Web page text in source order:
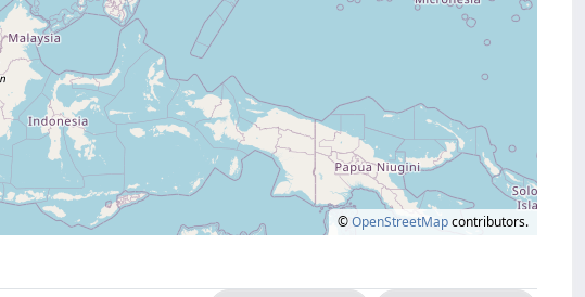
©OpenStreetMapcontributors.